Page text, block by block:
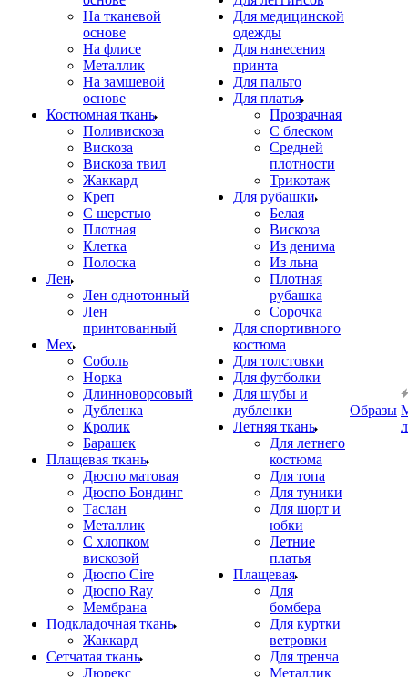
На тканевой
основе
На флисе
Металлик
На замшевой
основе
Костюмная ткань
Поливискоза
Вискоза
Вискоза твил
Жаккард
Креп
С шерстью
Плотная
Клетка
Полоска
Лен
Лен однотонный
Лен
принтованный
Мех
Соболь
Норка
Длинноворсовый
Дубленка
Кролик
Барашек
Плащевая ткань
Дюспо матовая
Дюспо Бондинг
Таслан
Металлик
С хлопком
вискозой
Дюспо Cire
Дюспо Ray
Мембрана
Подкладочная ткань
Жаккард
Сетчатая ткань
Люрекс
Для медицинской
одежды
Для нанесения
принта
Для пальто
Для платья
Прозрачная
С блеском
Средней
плотности
Трикотаж
Для рубашки
Белая
Вискоза
Из денима
Из льна
Плотная
рубашка
Сорочка
Для спортивного
костюма
Для толстовки
Для футболки
Для шубы и
дубленки
Летняя ткань
Для летнего
костюма
Для топа
Для туники
Для шорт и
юбки
Летние
платья
Плащевая
Для
бомбера
Для куртки
ветровки
Для тренча
Металлик
Образы